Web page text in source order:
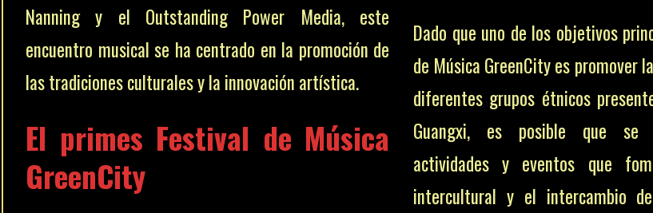
Nanning y el Outstanding Power Media, este
encuentro musical se ha centrado en la promoción de
las tradiciones culturales y la innovación artística.
El primes Festival de Música
GreenCity
Dado que uno de los objetivos
de Música GreenCity es promover
diferentes grupos étnicos
Guangxi, es posible que se
actividades y eventos que
intercultural y el intercambio